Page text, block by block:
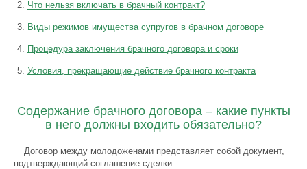
Что нельзя включать в брачный контракт?
Виды режимов имущества супругов в брачном договоре
Процедура заключения брачного договора и сроки
Условия, прекращающие действие брачного контракта
Содержание брачного договора – какие пункты
в него должны входить обязательно?
Договор между молодоженами представляет собой документ,
подтверждающий соглашение сделки.